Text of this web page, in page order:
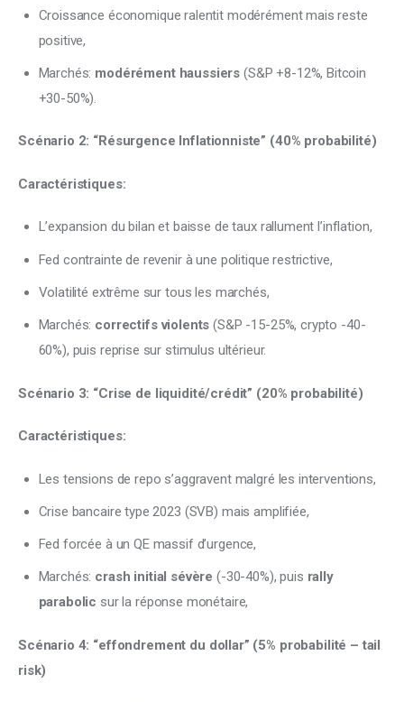
Croissance économique ralentit modérément mais reste
positive,
Marchés: modérément haussiers (S&P +8-12%, Bitcoin
+30-50%).
Scénario 2: “Résurgence Inflationniste” (40% probabilité)
Caractéristiques:
L’expansion du bilan et baisse de taux rallument l’inflation,
Fed contrainte de revenir à une politique restrictive,
Volatilité extrême sur tous les marchés,
Marchés: correctifs violents (S&P -15-25%, crypto -40-
60%), puis reprise sur stimulus ultérieur.
Scénario 3: “Crise de liquidité/crédit” (20% probabilité)
Caractéristiques:
Les tensions de repo s’aggravent malgré les interventions,
Crise bancaire type 2023 (SVB) mais amplifiée,
Fed forcée à un QE massif d’urgence,
Marchés: crash initial sévère (-30-40%), puis rally
parabolic sur la réponse monétaire,
Scénario 4: “effondrement du dollar” (5% probabilité – tail
risk)